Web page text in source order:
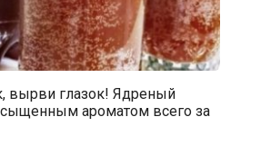
вырви глазок! Ядреный
ароматом всего за